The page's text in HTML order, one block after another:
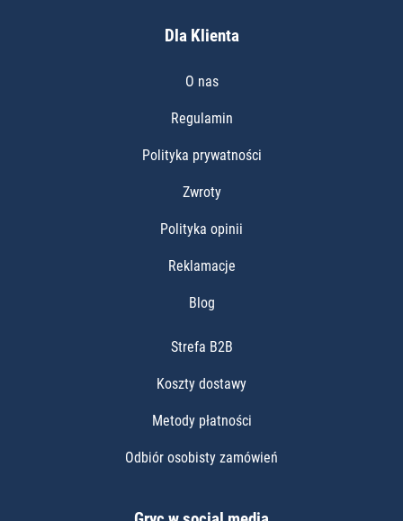
Dla Klienta
O nas
Regulamin
Polityka prywatności
Zwroty
Polityka opinii
Reklamacje
Blog
Strefa B2B
Koszty dostawy
Metody płatności
Odbiór osobisty zamówień